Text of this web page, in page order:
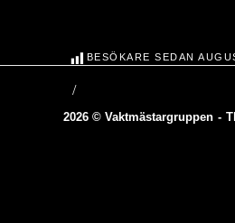
BESÖKARE SEDAN
2026 © Vaktmästargruppen